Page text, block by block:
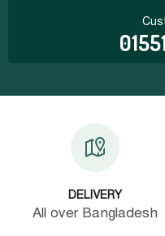
DELIVERY
All over Bangladesh